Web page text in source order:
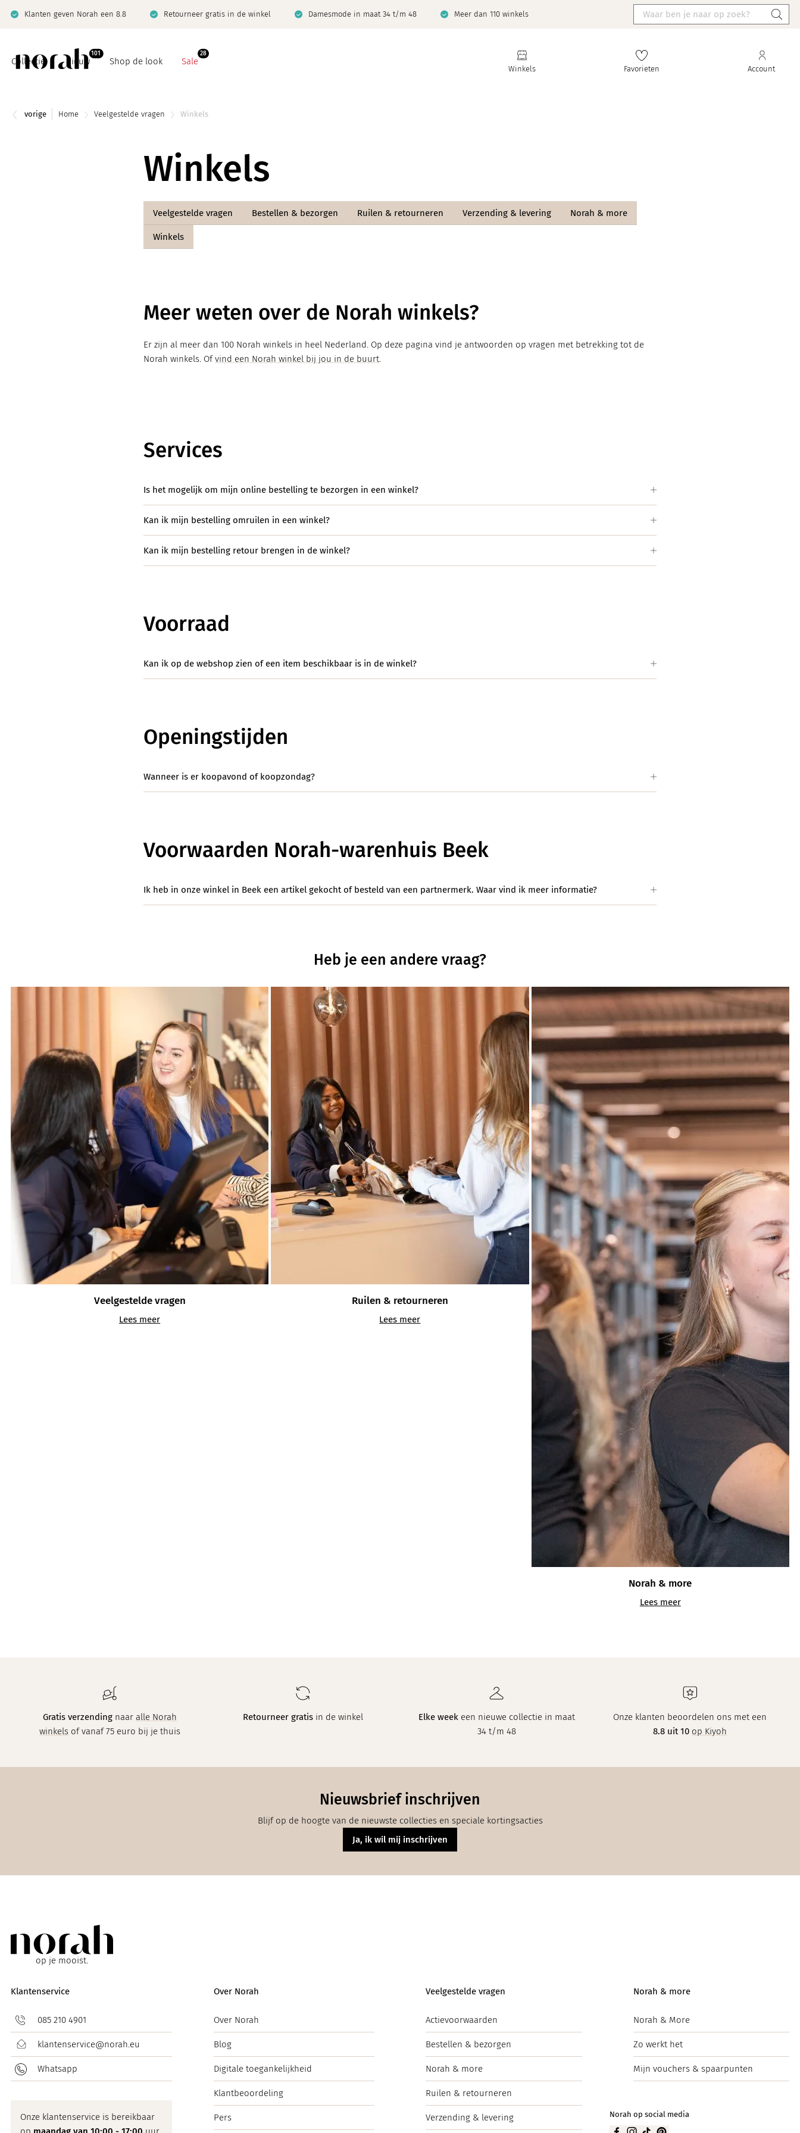
Klanten geven Norah een 8.8 Retourneer gratis in de winkel Damesmode in maat 34 t/m 48 Meer dan 110 winkels
Winkels Favorieten Account
Collectie Nieuw
101
Shop de look Sale
28
Basics
Co-ord sets
Denim
Giftcard
Norah's deals
Co-ord sets
Denim
Jeanswijzer
Limited
vorige Home Veelgestelde vragen Winkels
Winkels
Veelgestelde vragen Bestellen & bezorgen Ruilen & retourneren Verzending & levering Norah & more
Winkels
Meer weten over de Norah winkels?
Er zijn al meer dan 100 Norah winkels in heel Nederland. Op deze pagina vind je antwoorden op vragen met betrekking tot de
Norah winkels. Ofvind een Norah winkel bij jou in de buurt.
Services
Is het mogelijk om mijn online bestelling te bezorgen in een winkel?
Kan ik mijn bestelling omruilen in een winkel?
Kan ik mijn bestelling retour brengen in de winkel?
Voorraad
Kan ik op de webshop zien of een item beschikbaar is in de winkel?
Openingstijden
Wanneer is er koopavond of koopzondag?
Voorwaarden Norah-warenhuis Beek
Ik heb in onze winkel in Beek een artikel gekocht of besteld van een partnermerk. Waar vind ik meer informatie?
Heb je een andere vraag?
Veelgestelde vragen
Lees meer
Ruilen & retourneren
Lees meer
Norah & more
Lees meer
Gratis verzendingnaar alle Norah
winkelsof vanaf 75 euro bij je thuis
Retourneer gratis in de winkel Elke weekeen nieuwe collectie in maat
34 t/m 48
Onze klanten beoordelen ons met een
8.8 uit 10 op Kiyoh
Nieuwsbrief inschrijven
Blijf op de hoogte van de nieuwste collecties en speciale kortingsacties
Ja, ik wil mij inschrijven
op je mooist.
Klantenservice
085 210 4901
klantenservice@norah.eu
Whatsapp
Onze klantenservice is bereikbaar
Over Norah
Over Norah
Blog
Digitale toegankelijkheid
Klantbeoordeling
Pers
Veelgestelde vragen
Actievoorwaarden
Bestellen & bezorgen
Norah & more
Ruilen & retourneren
Verzending & levering
Norah & more
Norah & More
Zo werkt het
Mijn vouchers & spaarpunten
Norah op social media